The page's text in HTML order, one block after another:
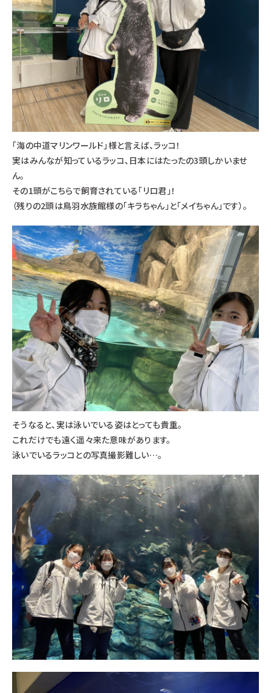
「海の中道マリンワールド」様と言えば、ラッコ！
実はみんなが知っているラッコ、日本にはたったの3頭しかいませ
ん。
その1頭がこちらで飼育されている「リロ君」！
（残りの2頭は鳥羽水族館様の「キラちゃん」と「メイちゃん」です）。
そうなると、実は泳いでいる姿はとっても貴重。
これだけでも遠く遥々来た意味があります。
泳いでいるラッコとの写真撮影難しい…。